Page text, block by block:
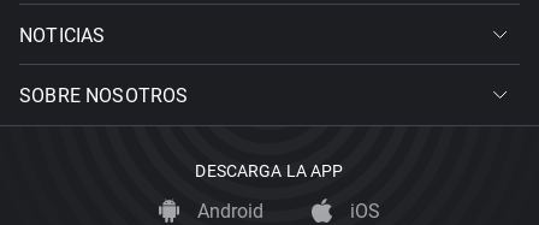
NOTICIAS
SOBRE NOSOTROS
DESCARGA LA APP
Android iOS